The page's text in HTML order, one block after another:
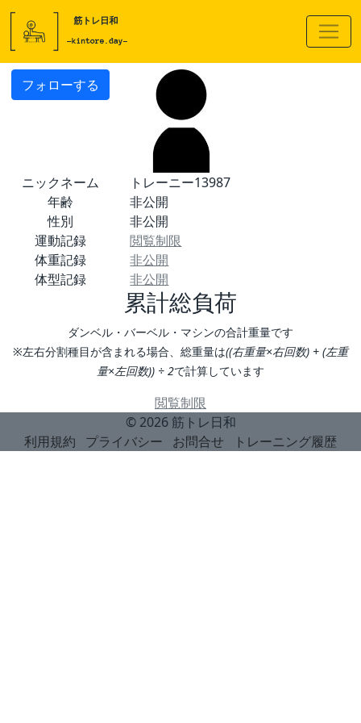
フォローする
ニックネーム
トレーニー13987
年齢
非公開
性別
非公開
運動記録
閲覧制限
体重記録
非公開
体型記録
非公開
累計総負荷
ダンベル・バーベル・マシンの合計重量です
※左右分割種目が含まれる場合、総重量は((右重量×右回数) + (左重
量×左回数)) ÷ 2で計算しています
閲覧制限
© 2026 筋トレ日和
利用規約
プライバシー お問合せ トレーニング履歴